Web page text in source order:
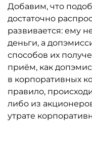
Добавим, что
достаточно
развивается: ему
деньги, а
способов их
приём, как
в корпоративных
правило,
либо из
утрате